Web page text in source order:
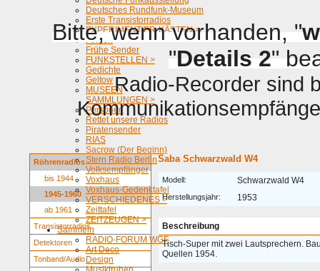
Deutsches Rundfunk-Museum
Erste Transistorradios
EXPERIMENTIER-KÄSTEN >
Firmen
Frühe Sender
FUNKSTELLEN >
Gedichte
Geltow
MUSEEN
SAMMLUNGEN >
Personen
Rettet unsere Radios
Piratensender
RIAS
Sacrow (Der Beginn)
Stern Radio Berlin
Volksempfänger
Voxhaus
Voxhaus-Gedenktafel
VERSCHIEDENES >
Zeittafel
ZEITZEUGEN >
Sammeln
RADIO-FORUM WGF
Art Deco
Design
Bitte, wenn vorhanden, "
"Details 2"
Radio-Recorder sind
Röhrenradios
bis 1944
1945-1960
ab 1961
Transistorradios
Detektoren
Tonband/Audio
Saba Schwarzwald W4
Modell: Schwarzwald W4
Herstellungsjahr: 1953
Beschreibung
Tisch-Super mit zwei Lautsprechern.
Quellen 1954.